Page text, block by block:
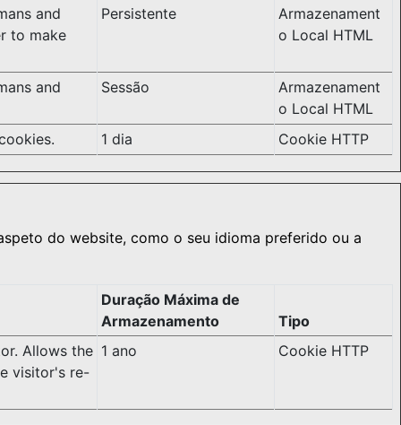
and
to make
Persistente
Armazenament
o Local HTML
and Sessão
Armazenament
o Local HTML
1 dia Cookie HTTP
do website, como o seu idioma preferido ou a
Duração Máxima de
Armazenamento
Tipo
Allows the
visitor's re-
1 ano Cookie HTTP